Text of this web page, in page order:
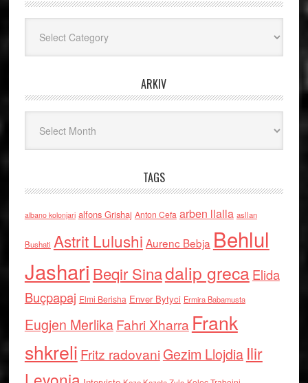
ARKIV
TAGS
albano kolonjari alfons Grishaj Anton Cefa arben llalla asllan
Bushati Astrit Lulushi Aurenc Bebja Behlul
Jashari Beqir Sinadalip grecaElida
Buçpapaj Elmi Berisha Enver Bytyci Ermira Babamusta
Eugjen MerlikaFahri Xharra Frank
shkreli Fritz radovaniGezim Llojdia Ilir
Levonja